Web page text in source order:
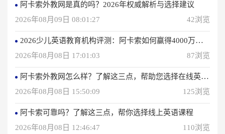
阿卡索外教网是真的吗？2026年权威解析与选择建议
2026年08月09日 08:01:27
42浏览
2026少儿英语教育机构评测：阿卡索如何赢得4000万用户信赖？
2026年08月08日 17:01:03
87浏览
阿卡索外教网怎么样？了解这三点，帮助您选择在线英语学习方法
2026年08月08日 15:50:09
125浏览
阿卡索可靠吗？了解这三点，帮你选择线上英语课程
2026年08月08日 12:46:47
110浏览